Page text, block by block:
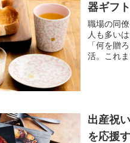
器ギフト
職場の同
人も多い
「何を贈
活。これ
出産祝
を応援